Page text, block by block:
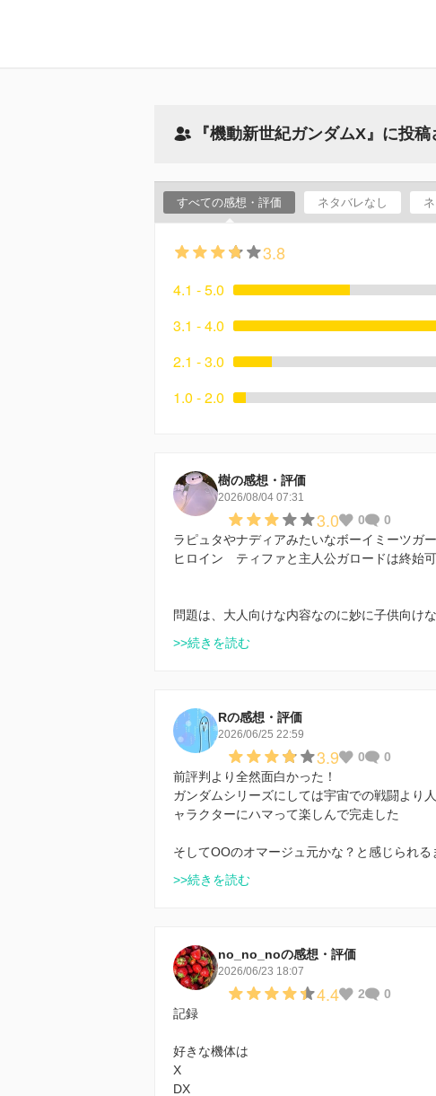
『機動新世紀ガンダムX』に投
すべての感想・評価 ネタバレなし
3.8
4.1 - 5.0
3.1 - 4.0
2.1 - 3.0
1.0 - 2.0
樹の感想・評価
2026/08/04 07:31
3.0 0
0
ラピュタやナディアみたいなボーイミーツガ
ヒロイン ティファと主人公ガロードは終始
問題は、大人向けな内容なのに妙に子供向け
>>続きを読む
Rの感想・評価
2026/06/25 22:59
3.9 0
0
前評判より全然面白かった！
ガンダムシリーズにしては宇宙での戦闘より
ャラクターにハマって楽しんで完走した
そしてOOのオマージュ元かな？と感じられる
>>続きを読む
no_no_noの感想・評価
2026/06/23 18:07
4.4 2
0
記録
好きな機体は
X
DX